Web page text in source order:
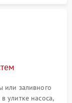
или заливного
улитке насоса,